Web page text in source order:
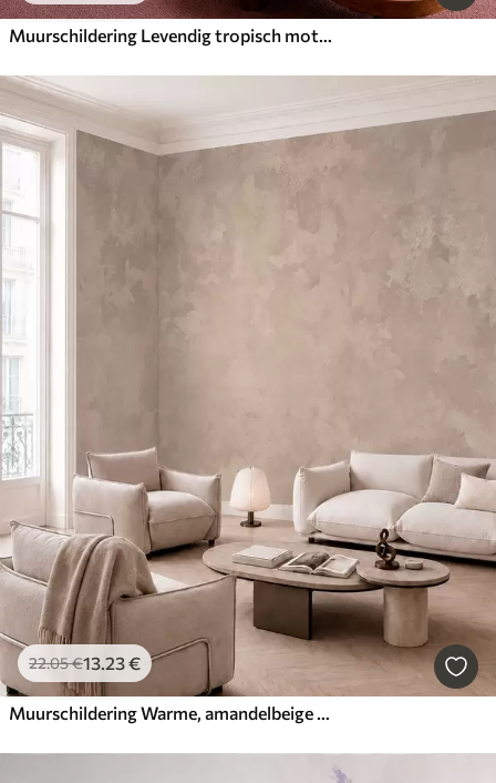
22.05€13 .23€